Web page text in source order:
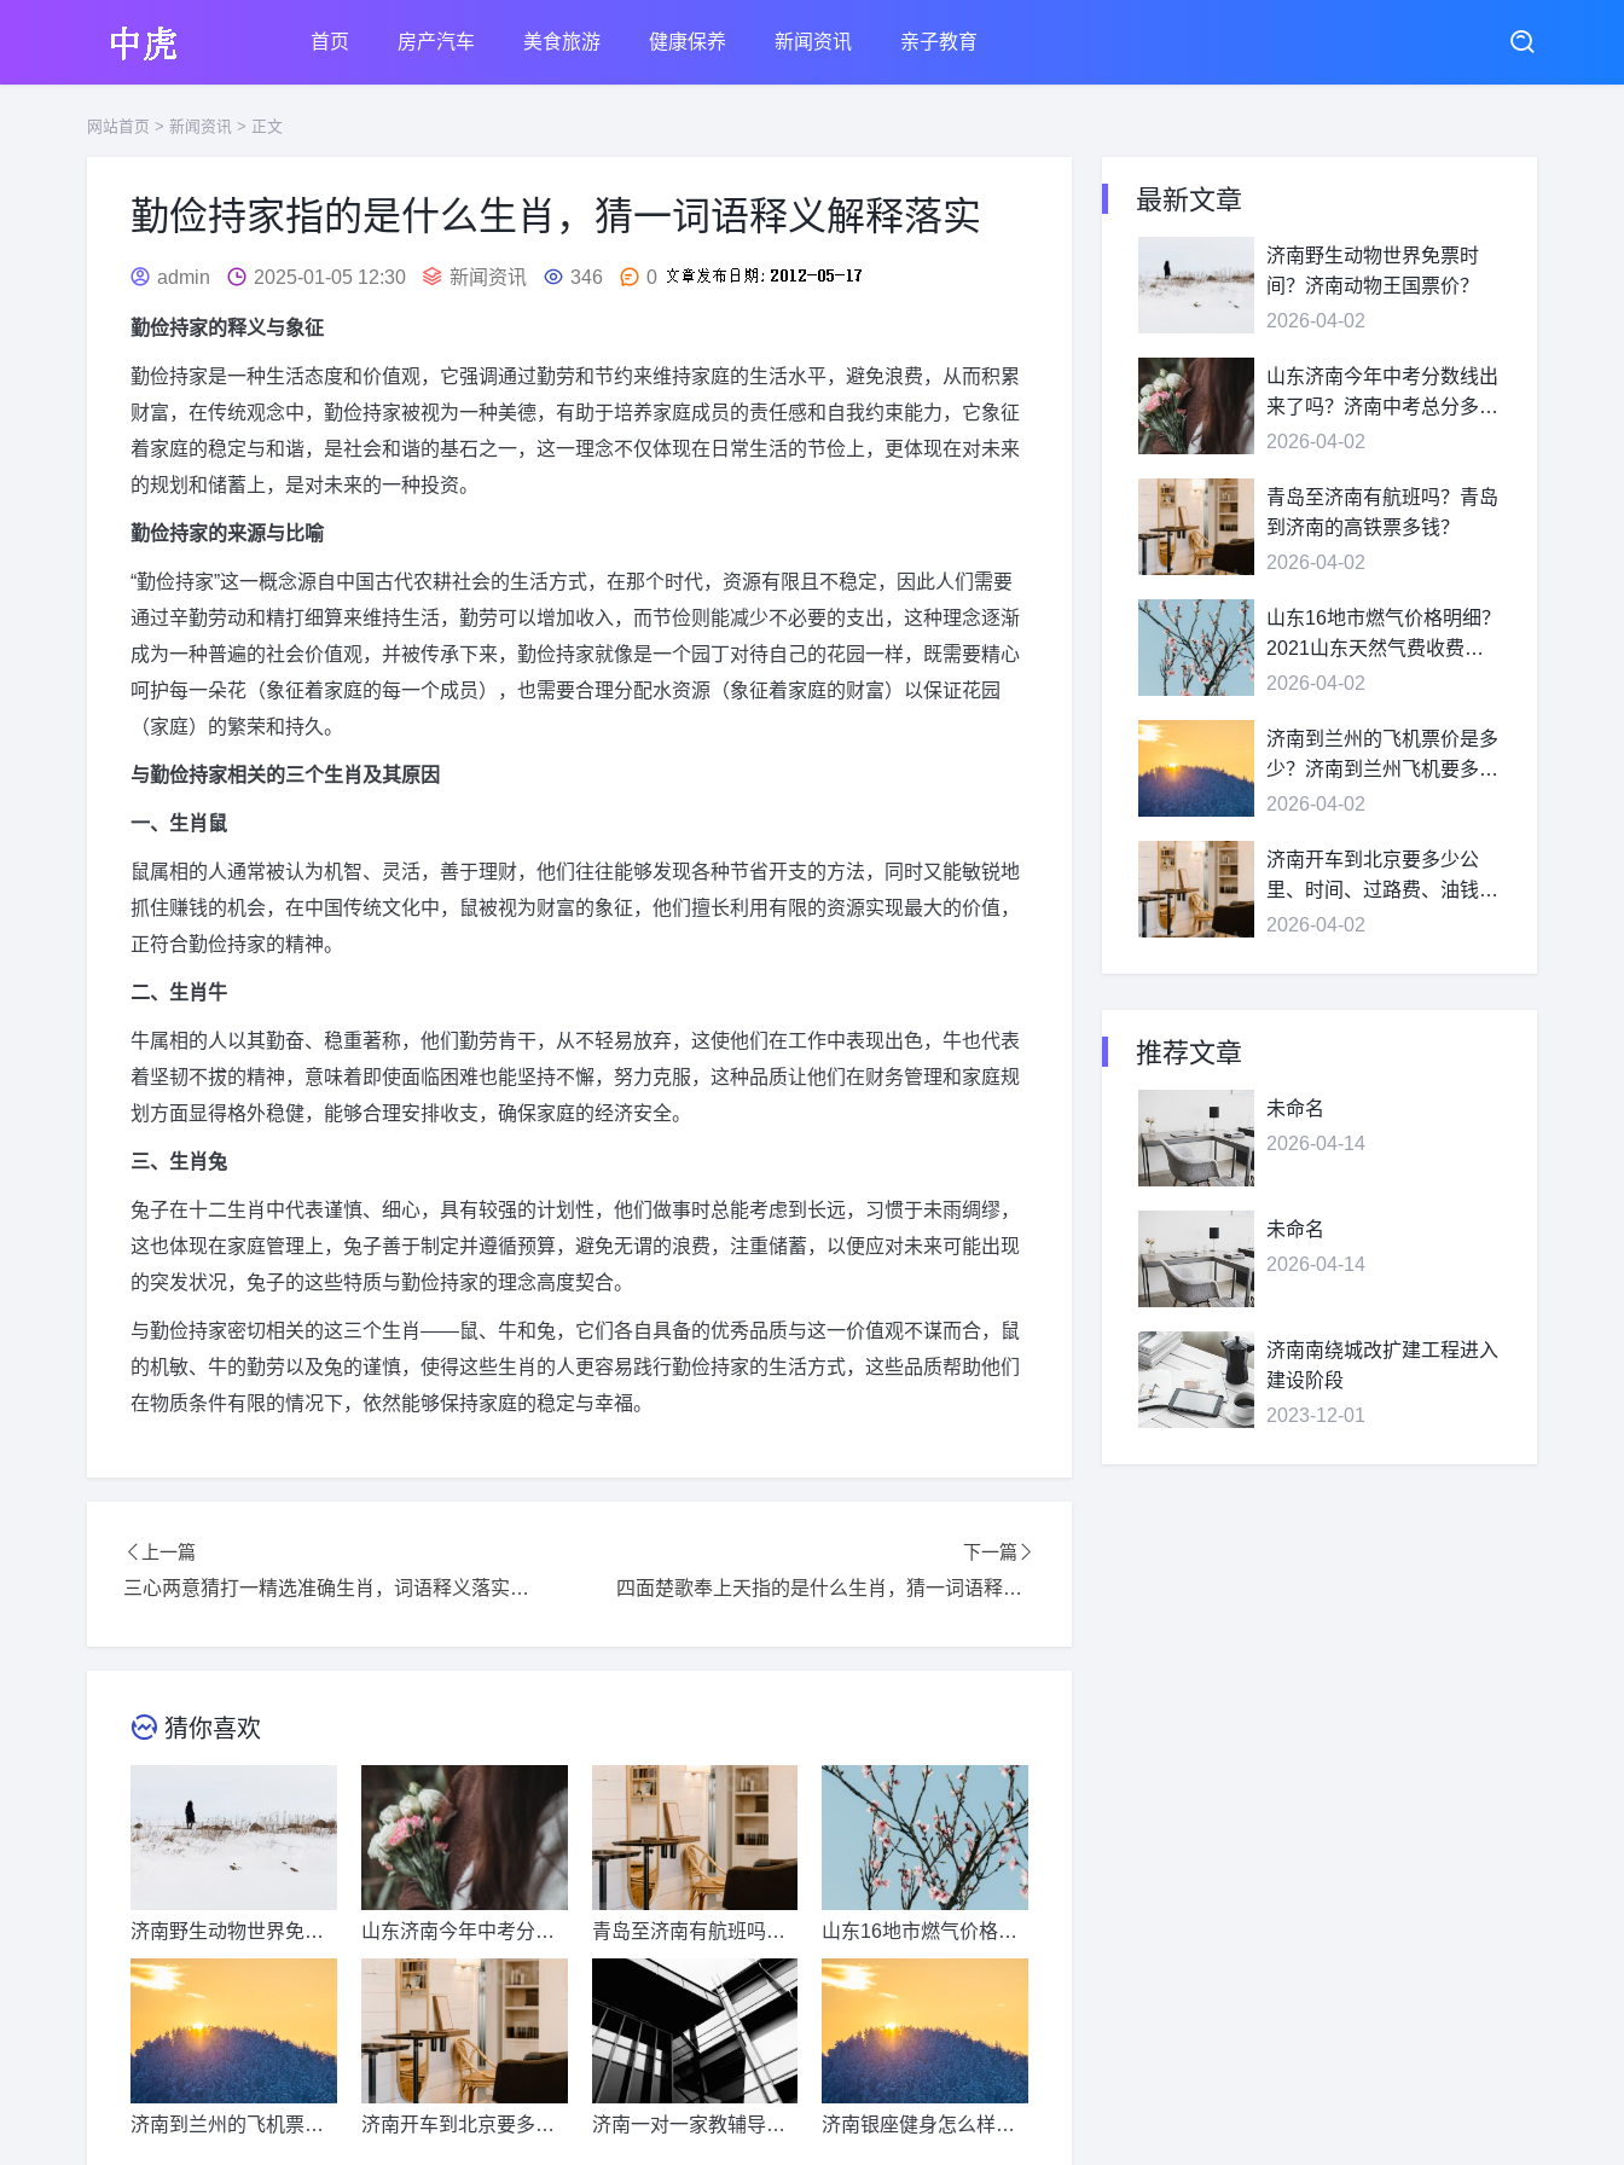
首页 房产汽车 美食旅游 健康保养 新闻资讯 亲子教育
网站首页 > 新闻资讯 > 正文
勤俭持家指的是什么生肖，猜一词语释义解释落实
admin 2025-01-05 12:30 新闻资讯 346 0
勤俭持家的释义与象征
勤俭持家是一种生活态度和价值观，它强调通过勤劳和节约来维持家庭的生活水平，避免浪费，从而积累
财富，在传统观念中，勤俭持家被视为一种美德，有助于培养家庭成员的责任感和自我约束能力，它象征
着家庭的稳定与和谐，是社会和谐的基石之一，这一理念不仅体现在日常生活的节俭上，更体现在对未来
的规划和储蓄上，是对未来的一种投资。
勤俭持家的来源与比喻
“勤俭持家”这一概念源自中国古代农耕社会的生活方式，在那个时代，资源有限且不稳定，因此人们需要
通过辛勤劳动和精打细算来维持生活，勤劳可以增加收入，而节俭则能减少不必要的支出，这种理念逐渐
成为一种普遍的社会价值观，并被传承下来，勤俭持家就像是一个园丁对待自己的花园一样，既需要精心
呵护每一朵花（象征着家庭的每一个成员），也需要合理分配水资源（象征着家庭的财富）以保证花园
（家庭）的繁荣和持久。
与勤俭持家相关的三个生肖及其原因
一、生肖鼠
鼠属相的人通常被认为机智、灵活，善于理财，他们往往能够发现各种节省开支的方法，同时又能敏锐地
抓住赚钱的机会，在中国传统文化中，鼠被视为财富的象征，他们擅长利用有限的资源实现最大的价值，
正符合勤俭持家的精神。
二、生肖牛
牛属相的人以其勤奋、稳重著称，他们勤劳肯干，从不轻易放弃，这使他们在工作中表现出色，牛也代表
着坚韧不拔的精神，意味着即使面临困难也能坚持不懈，努力克服，这种品质让他们在财务管理和家庭规
划方面显得格外稳健，能够合理安排收支，确保家庭的经济安全。
三、生肖兔
兔子在十二生肖中代表谨慎、细心，具有较强的计划性，他们做事时总能考虑到长远，习惯于未雨绸缪，
这也体现在家庭管理上，兔子善于制定并遵循预算，避免无谓的浪费，注重储蓄，以便应对未来可能出现
的突发状况，兔子的这些特质与勤俭持家的理念高度契合。
与勤俭持家密切相关的这三个生肖——鼠、牛和兔，它们各自具备的优秀品质与这一价值观不谋而合，鼠
的机敏、牛的勤劳以及兔的谨慎，使得这些生肖的人更容易践行勤俭持家的生活方式，这些品质帮助他们
在物质条件有限的情况下，依然能够保持家庭的稳定与幸福。
上一篇
三心两意猜打一精选准确生肖，词语释义落实解释
下一篇
四面楚歌奉上天指的是什么生肖，猜一词语释义解释落实
猜你喜欢
济南野生动物世界免票
时间？济南动物王国票
山东济南今年中考分数
线出来了吗？济南中考
总分多少？
青岛至济南有航班吗？
青岛到济南的高铁票多
钱？
山东16地市燃气价格明
细？2021山东天然气费
收费标准？
济南到兰州的飞机票价
济南开车到北京要多少
济南一对一家教辅导收
济南银座健身怎么样，
最新文章
济南野生动物世界免票时
间？济南动物王国票价？
2026-04-02
山东济南今年中考分数线出
来了吗？济南中考总分多
少？
2026-04-02
青岛至济南有航班吗？青岛
到济南的高铁票多钱？
2026-04-02
山东16地市燃气价格明细？
2021山东天然气费收费标
准？
2026-04-02
济南到兰州的飞机票价是多
少？济南到兰州飞机要多
久？
2026-04-02
济南开车到北京要多少公
里、时间、过路费、油钱？
济南到北京多少公里？
2026-04-02
推荐文章
未命名
2026-04-14
未命名
2026-04-14
济南南绕城改扩建工程进入
建设阶段
2023-12-01